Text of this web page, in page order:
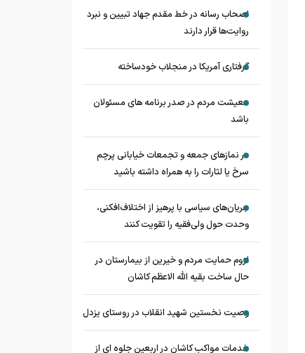
اصحاب رسانه در خط مقدم جهاد تبیین و نبرد
روایت‌ها قرار دارند
گرفتاری آمریکا در منجلاب خودساخته
معیشت مردم در صدر برنامه های مسئولان
باشد
در نماز‌های جمعه و تجمعات خیابانی پرچم
سرخ یا لثارات را به همراه داشته باشید
جریان‌های سیاسی با پرهیز از اختلاف‌افکنی،
وحدت حول ولی‌فقیه را تقویت کنند
لزوم حمایت مردم و خیرین از بیمارستان در
حال ساخت بقیه الله الاعظم کاشان
وصیت نخستین شهید انقلاب در روستای یزدل
خدمات مواکب کاشان در اربعین جلوه ای از